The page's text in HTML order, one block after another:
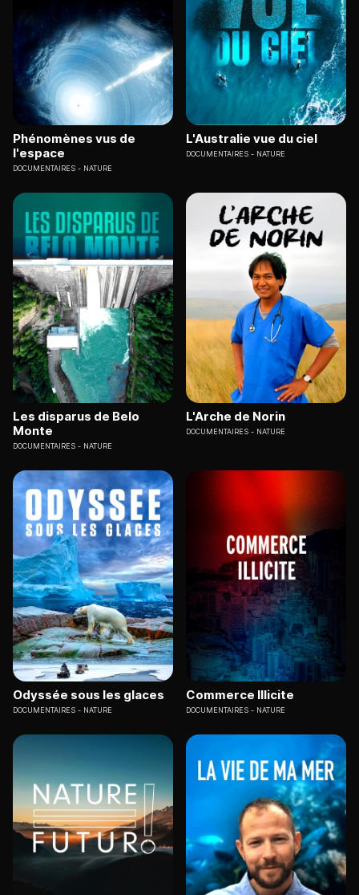
Phénomènes vus de
l'espace
DOCUMENTAIRES NATURE
L'Australie vue du ciel
DOCUMENTAIRES NATURE
Les disparus de Belo
Monte
DOCUMENTAIRES NATURE
L'Arche de Norin
DOCUMENTAIRES NATURE
Odyssée sous les glaces
DOCUMENTAIRES NATURE
Commerce Illicite
DOCUMENTAIRES NATURE